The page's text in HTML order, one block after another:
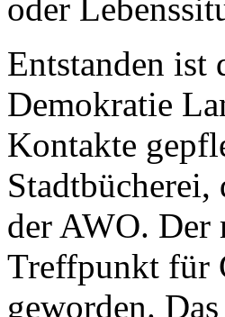
oder
Entstanden ist
Demokratie
Kontakte
der AWO. Der
Treffpunkt für
geworden.